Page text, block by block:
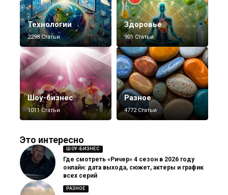
Технологии
2298 Статьи
Здоровье
901 Статьи
Шоу-бизнес
1011 Статьи
Разное
4772 Статьи
Это интересно
ШОУ-БИЗНЕС
Где смотреть «Ричер» 4 сезон в 2026 году
онлайн: дата выхода, сюжет, актеры и график
всех серий
РАЗНОЕ